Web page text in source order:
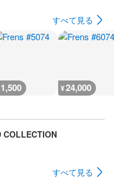
すべて見る
1,500 ¥24,000
COLLECTION
すべて見る